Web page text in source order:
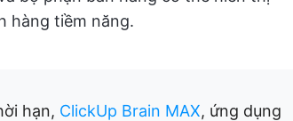
hàng tiềm năng.
hạn, ClickUp Brain MAX, ứng dụng